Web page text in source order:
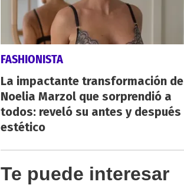
FASHIONISTA
La impactante transformación de
Noelia Marzol que sorprendió a
todos: reveló su antes y después
estético
Te puede interesar